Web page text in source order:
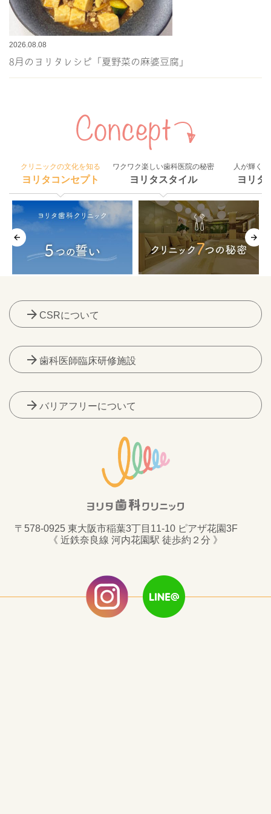
2026.08.08
8月のヨリタレシピ「夏野菜の麻婆豆腐」
クリニックの文化を知る
ヨリタコンセプト
ワクワク楽しい歯科医院の秘密
ヨリタスタイル
人が輝く
ヨリタ
arrow_forward CSRについて
arrow_forward 歯科医師臨床研修施設
arrow_forward バリアフリーについて
〒578-0925 東大阪市稲葉3丁目11-10 ピアザ花園3F
《 近鉄奈良線 河内花園駅 徒歩約２分 》